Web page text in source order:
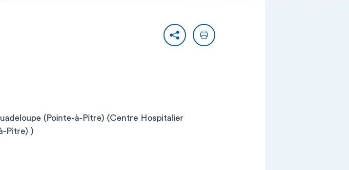
PartagerImprimer
(Pointe-à-Pitre) (Centre Hospitalier
Pitre) )